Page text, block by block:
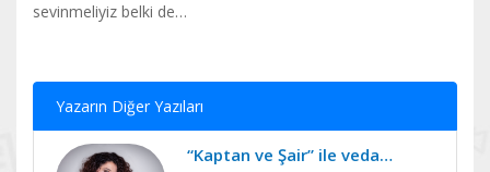
sevinmeliyiz belki de…
Yazarın Diğer Yazıları
“Kaptan ve Şair” ile veda…